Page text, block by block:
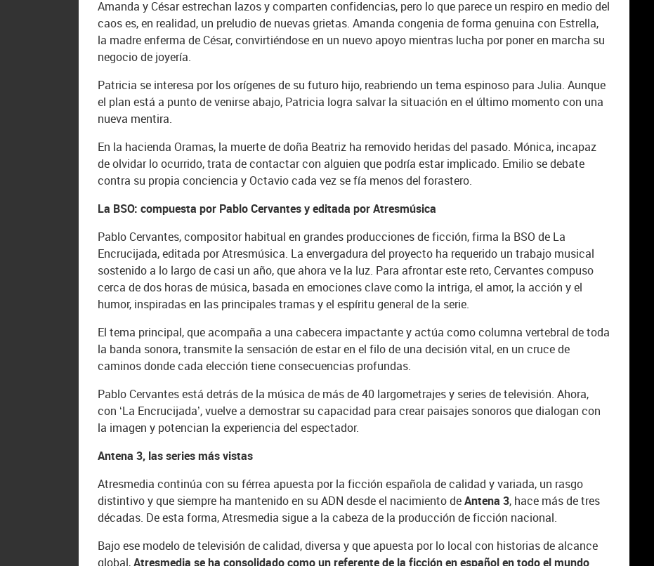
Amanda y César estrechan lazos y comparten confidencias, pero lo que parece un respiro en medio del
caos es, en realidad, un preludio de nuevas grietas. Amanda congenia de forma genuina con Estrella,
la madre enferma de César, convirtiéndose en un nuevo apoyo mientras lucha por poner en marcha su
negocio de joyería.
Patricia se interesa por los orígenes de su futuro hijo, reabriendo un tema espinoso para Julia. Aunque
el plan está a punto de venirse abajo, Patricia logra salvar la situación en el último momento con una
nueva mentira.
En la hacienda Oramas, la muerte de doña Beatriz ha removido heridas del pasado. Mónica, incapaz
de olvidar lo ocurrido, trata de contactar con alguien que podría estar implicado. Emilio se debate
contra su propia conciencia y Octavio cada vez se fía menos del forastero.
La BSO: compuesta por Pablo Cervantes y editada por Atresmúsica
Pablo Cervantes, compositor habitual en grandes producciones de ficción, firma la BSO de La
Encrucijada, editada por Atresmúsica. La envergadura del proyecto ha requerido un trabajo musical
sostenido a lo largo de casi un año, que ahora ve la luz. Para afrontar este reto, Cervantes compuso
cerca de dos horas de música, basada en emociones clave como la intriga, el amor, la acción y el
humor, inspiradas en las principales tramas y el espíritu general de la serie.
El tema principal, que acompaña a una cabecera impactante y actúa como columna vertebral de toda
la banda sonora, transmite la sensación de estar en el filo de una decisión vital, en un cruce de
caminos donde cada elección tiene consecuencias profundas.
Pablo Cervantes está detrás de la música de más de 40 largometrajes y series de televisión. Ahora,
con ‘La Encrucijada’, vuelve a demostrar su capacidad para crear paisajes sonoros que dialogan con
la imagen y potencian la experiencia del espectador.
Antena 3, las series más vistas
Atresmedia continúa con su férrea apuesta por la ficción española de calidad y variada, un rasgo
distintivo y que siempre ha mantenido en su ADN desde el nacimiento deAntena 3, hace más de tres
décadas. De esta forma, Atresmedia sigue a la cabeza de la producción de ficción nacional.
Bajo ese modelo de televisión de calidad, diversa y que apuesta por lo local con historias de alcance
global,Atresmedia se ha consolidado como un referente de la ficción en español en todo el mundo.